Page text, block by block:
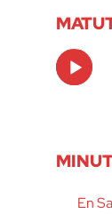
Audio
Player
En